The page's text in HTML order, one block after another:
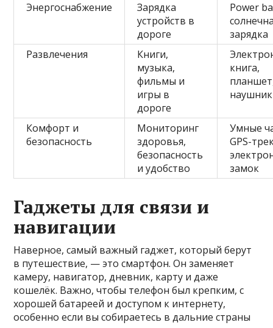
Энергоснабжение
Зарядка
устройств в
дороге
Power
зарядка
Развлечения
Книги,
музыка,
фильмы и
игры в
дороге
книга,
Комфорт и
безопасность
Мониторинг
здоровья,
безопасность
и удобство
Умные
GPS-
замок
Гаджеты для связи и
навигации
Наверное, самый важный гаджет, который берут
в путешествие, — это смартфон. Он заменяет
камеру, навигатор, дневник, карту и даже
кошелёк. Важно, чтобы телефон был крепким, с
хорошей батареей и доступом к интернету,
особенно если вы собираетесь в дальние страны